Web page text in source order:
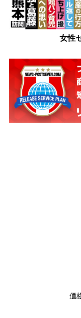
女性
価